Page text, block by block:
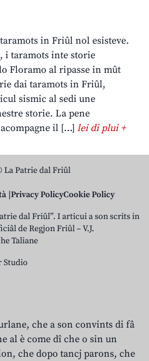
in Friûl nol esisteve.
i taramots inte storie
Floramo al ripasse in mût
dai taramots in Friûl,
sismic al sedi une
storie. La pene
il […] lei di plui +
La Patrie dal Friûl
Privacy PolicyCookie Policy
dal Friûl”. I articui a son scrits in
de Regjon Friûl – V.J.
Taliane
Studio
che a son convints di fâ
al è come dî che o sin un
che dopo tancj parons, che